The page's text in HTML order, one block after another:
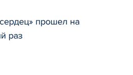
прошел на
раз